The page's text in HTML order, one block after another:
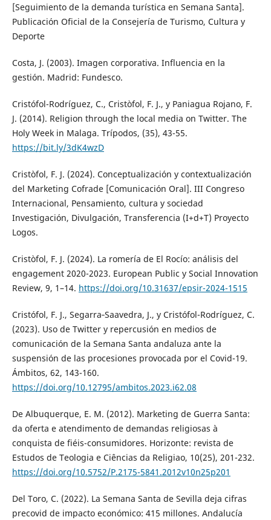
[Seguimiento de la demanda turística en Semana Santa].
Publicación Oficial de la Consejería de Turismo, Cultura y
Deporte
Costa, J. (2003). Imagen corporativa. Influencia en la
gestión. Madrid: Fundesco.
Cristófol-Rodríguez, C., Cristòfol, F. J., y Paniagua Rojano, F.
J. (2014). Religion through the local media on Twitter. The
Holy Week in Malaga. Trípodos, (35), 43-55.
https://bit.ly/3dK4wzD
Cristòfol, F. J. (2024). Conceptualización y contextualización
del Marketing Cofrade [Comunicación Oral]. III Congreso
Internacional, Pensamiento, cultura y sociedad
Investigación, Divulgación, Transferencia (I+d+T) Proyecto
Logos.
Cristòfol, F. J. (2024). La romería de El Rocío: análisis del
engagement 2020-2023. European Public y Social Innovation
Review, 9, 1–14. https://doi.org/10.31637/epsir-2024-1515
Cristófol, F. J., Segarra‐Saavedra, J., y Cristófol-Rodríguez, C.
(2023). Uso de Twitter y repercusión en medios de
comunicación de la Semana Santa andaluza ante la
suspensión de las procesiones provocada por el Covid-19.
Ámbitos, 62, 143-160.
https://doi.org/10.12795/ambitos.2023.i62.08
De Albuquerque, E. M. (2012). Marketing de Guerra Santa:
da oferta e atendimento de demandas religiosas à
conquista de fiéis-consumidores. Horizonte: revista de
Estudos de Teologia e Ciências da Religiao, 10(25), 201-232.
https://doi.org/10.5752/P.2175-5841.2012v10n25p201
Del Toro, C. (2022). La Semana Santa de Sevilla deja cifras
precovid de impacto económico: 415 millones. Andalucía